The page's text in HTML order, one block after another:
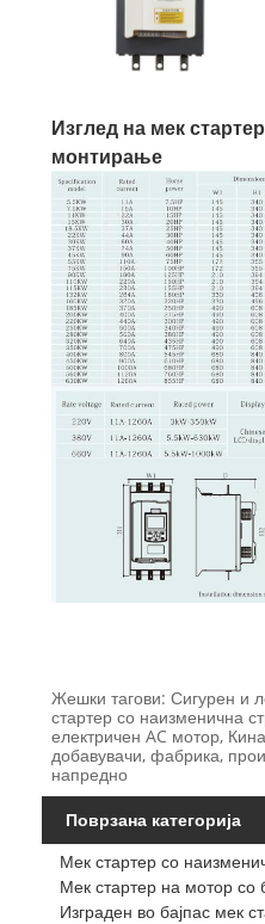
Изглед на мек
монтирање
Жешки тагови: Сигурен и
стартер со наизменична
електричен AC мотор,
добавувачи, фабрика,
напредно
Поврзана категорија
Мек стартер со
Мек стартер на мотор со
Изграден во бајпас мек